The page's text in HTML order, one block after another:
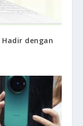
Hadir dengan